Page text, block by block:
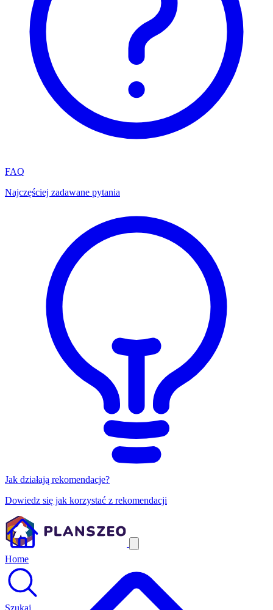
FAQ
Najczęściej zadawane pytania
Jak działają rekomendacje?
Dowiedz się jak korzystać z rekomendacji
Home
Szukaj